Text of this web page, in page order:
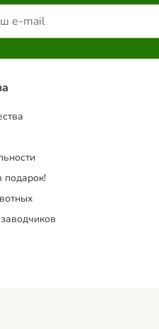
подарок!